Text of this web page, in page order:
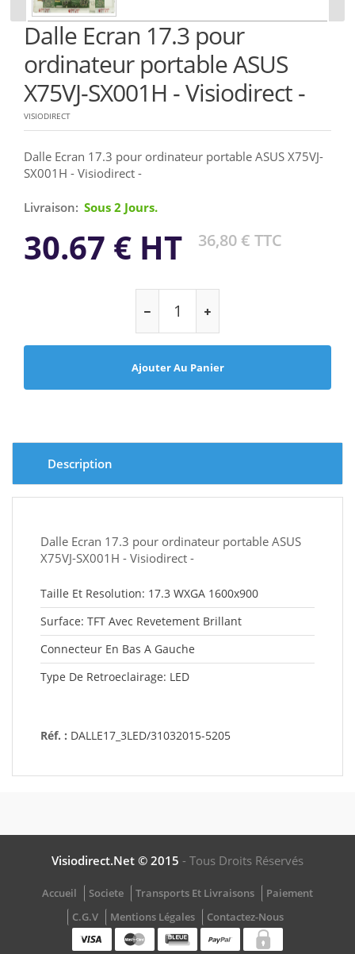
Dalle Ecran 17.3 pour
ordinateur portable ASUS
X75VJ-SX001H - Visiodirect -
VISIODIRECT
Dalle Ecran 17.3 pour ordinateur portable ASUS X75VJ-
SX001H - Visiodirect -
Livraison: Sous 2 Jours.
30.67 € HT 36,80 € TTC
Ajouter Au Panier
Description
Dalle Ecran 17.3 pour ordinateur portable ASUS
X75VJ-SX001H - Visiodirect -
Taille Et Resolution: 17.3 WXGA 1600x900
Surface: TFT Avec Revetement Brillant
Connecteur En Bas A Gauche
Type De Retroeclairage: LED
Réf. : DALLE17_3LED/31032015-5205
Visiodirect.net © 2015 - Tous Droits Réservés
Accueil Societe Transports Et Livraisons
Paiement
C.G.V
Mentions Légales Contactez-Nous